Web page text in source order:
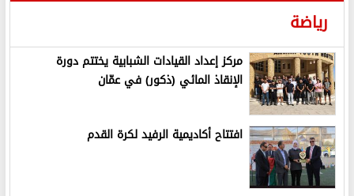
رياضة
مركز إعداد القيادات الشبابية يختتم دورة
الإنقاذ المائي (ذكور) في عمّان
افتتاح أكاديمية الرفيد لكرة القدم